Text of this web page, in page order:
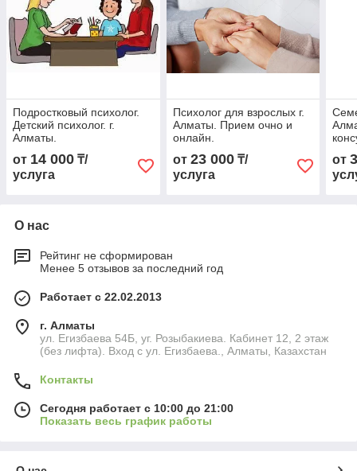
Подростковый психолог.
Детский психолог. г.
Алматы.
от 14 000 ₸/
услуга
Психолог для взрослых г.
Алматы. Прием очно и
онлайн.
от 23 000₸/
услуга
от
О нас
Рейтинг не сформирован
Менее 5 отзывов за последний год
Работает с 22.02.2013
г. Алматы
ул. Егизбаева 54Б, уг. Розыбакиева. Кабинет 12, 2 этаж
(без лифта). Вход с ул. Егизбаева., Алматы, Казахстан
Контакты
Сегодня работает с 10:00 до 21:00
Показать весь график работы